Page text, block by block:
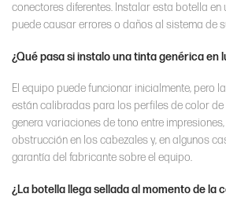
conectores diferentes. Instalar esta botella en
puede causar errores o daños al sistema de
¿Qué pasa si instalo una tinta genérica en
El equipo puede funcionar inicialmente, pero
están calibradas para los perfiles de color de
genera variaciones de tono entre
obstrucción en los cabezales y, en algunos
garantía del fabricante sobre el equipo.
¿La botella llega sellada al momento de la